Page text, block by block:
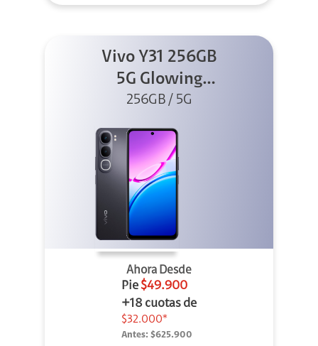
Vivo Y31 256GB
5G Glowing
Black
256GB / 5G
Ahora Desde
Pie $49.900
+18 cuotas de
$32.000*
Antes: $625.900